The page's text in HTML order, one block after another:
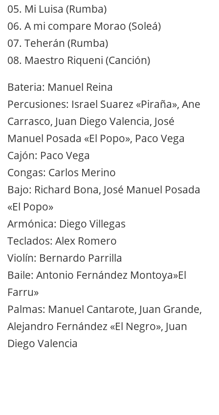
05. Mi Luisa (Rumba)
06. A mi compare Morao (Soleá)
07. Teherán (Rumba)
08. Maestro Riqueni (Canción)
Bateria: Manuel Reina
Percusiones: Israel Suarez «Piraña», Ane
Carrasco, Juan Diego Valencia, José
Manuel Posada «El Popo», Paco Vega
Cajón: Paco Vega
Congas: Carlos Merino
Bajo: Richard Bona, José Manuel Posada
«El Popo»
Armónica: Diego Villegas
Teclados: Alex Romero
Violín: Bernardo Parrilla
Baile: Antonio Fernández Montoya»El
Farru»
Palmas: Manuel Cantarote, Juan Grande,
Alejandro Fernández «El Negro», Juan
Diego Valencia